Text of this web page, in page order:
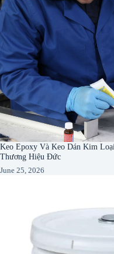
Keo Epoxy Và Keo Dán Kim
Thương Hiệu Đức
June 25, 2026